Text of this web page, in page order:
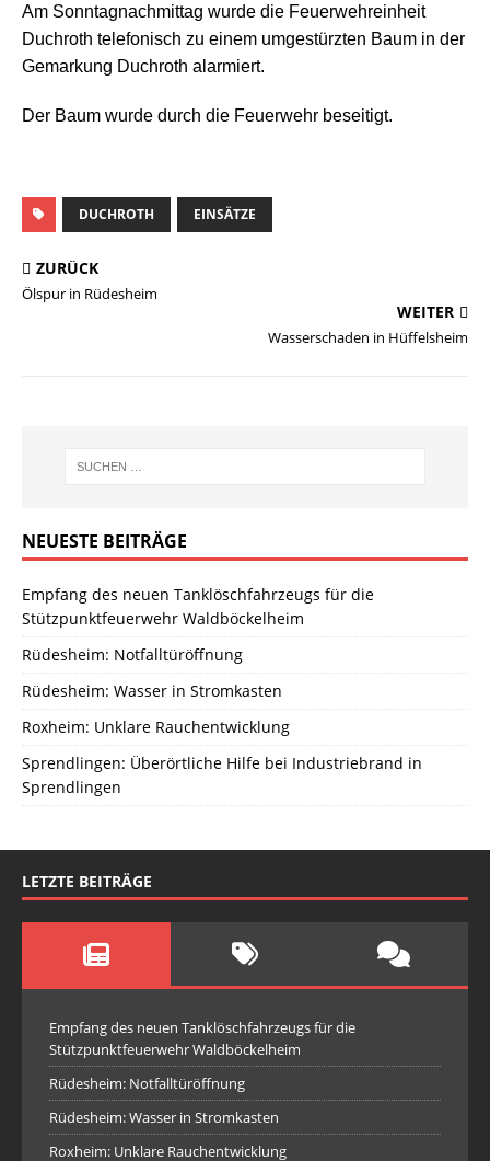
Am Sonntagnachmittag wurde die Feuerwehreinheit
Duchroth telefonisch zu einem umgestürzten Baum in der
Gemarkung Duchroth alarmiert.
Der Baum wurde durch die Feuerwehr beseitigt.
DUCHROTH EINSÄTZE
ZURÜCK
Ölspur in Rüdesheim
WEITER
Wasserschaden in Hüffelsheim
NEUESTE BEITRÄGE
Empfang des neuen Tanklöschfahrzeugs für die
Stützpunktfeuerwehr Waldböckelheim
Rüdesheim: Notfalltüröffnung
Rüdesheim: Wasser in Stromkasten
Roxheim: Unklare Rauchentwicklung
Sprendlingen: Überörtliche Hilfe bei Industriebrand in
Sprendlingen
LETZTE BEITRÄGE
Empfang des neuen Tanklöschfahrzeugs für die
Stützpunktfeuerwehr Waldböckelheim
Rüdesheim: Notfalltüröffnung
Rüdesheim: Wasser in Stromkasten
Roxheim: Unklare Rauchentwicklung